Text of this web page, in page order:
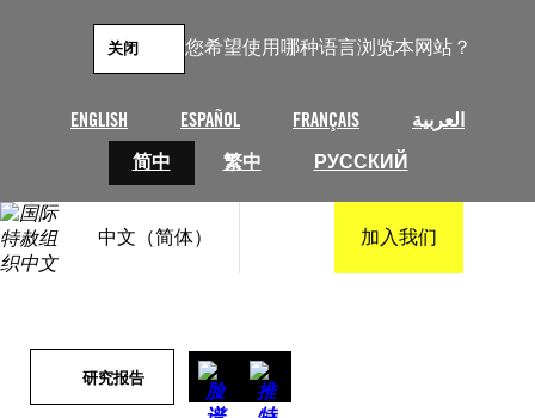
您希望使用哪种语言浏览本网站？
ENGLISH ESPAÑOL FRANÇAIS
العربية
简中
繁中 РУССКИЙ
关闭
中文（简体） 加入我们
研究报告